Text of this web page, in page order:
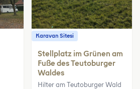
Karavan Sitesi
Stellplatz im Grünen am
Fuße des Teutoburger
Waldes
Hilter am Teutoburger Wald